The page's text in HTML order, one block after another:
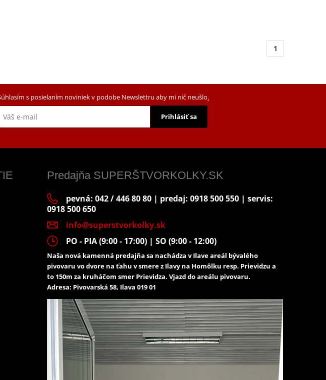
1
s posielaním noviniek v podobe Newslettru aby mi nič neušlo.
Prihlásiť sa
Predajňa SUPERŠTVORKOLKY.SK
pevná: 042 / 446 80 80 | predaj: 0918 500 550 | servis:
0918 500 650
info@superstvorkolky.sk
PO - PIA (9:00 - 17:00) | SO (9:00 - 12:00)
Naša nová kamenná predajňa sa nachádza v Ilave areál bývalého
pivovaru vo dvore na ťahu v smere z Ilavy na Homôlku resp. Prievidzu a
to 150m za kruháčom smer Prievidza. Vjazd do areálu pivovaru.
Adresa: Pivovarská 58, Ilava 019 01